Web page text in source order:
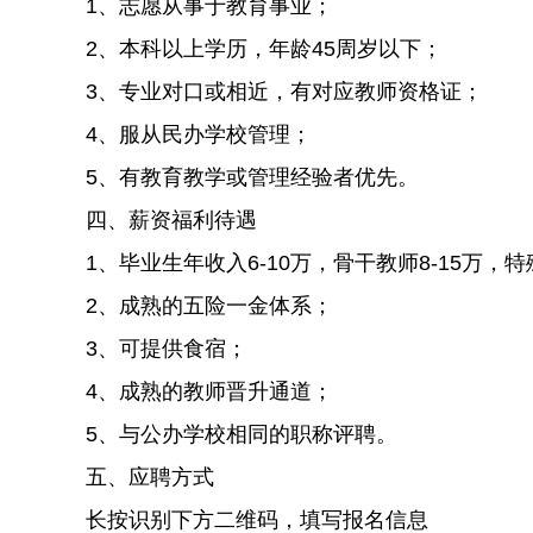
1、志愿从事于教育事业；
2、本科以上学历，年龄45周岁以下；
3、专业对口或相近，有对应教师资格证；
4、服从民办学校管理；
5、有教育教学或管理经验者优先。
四、薪资福利待遇
1、毕业生年收入6-10万，骨干教师8-15万，特
2、成熟的五险一金体系；
3、可提供食宿；
4、成熟的教师晋升通道；
5、与公办学校相同的职称评聘。
五、应聘方式
长按识别下方二维码，填写报名信息